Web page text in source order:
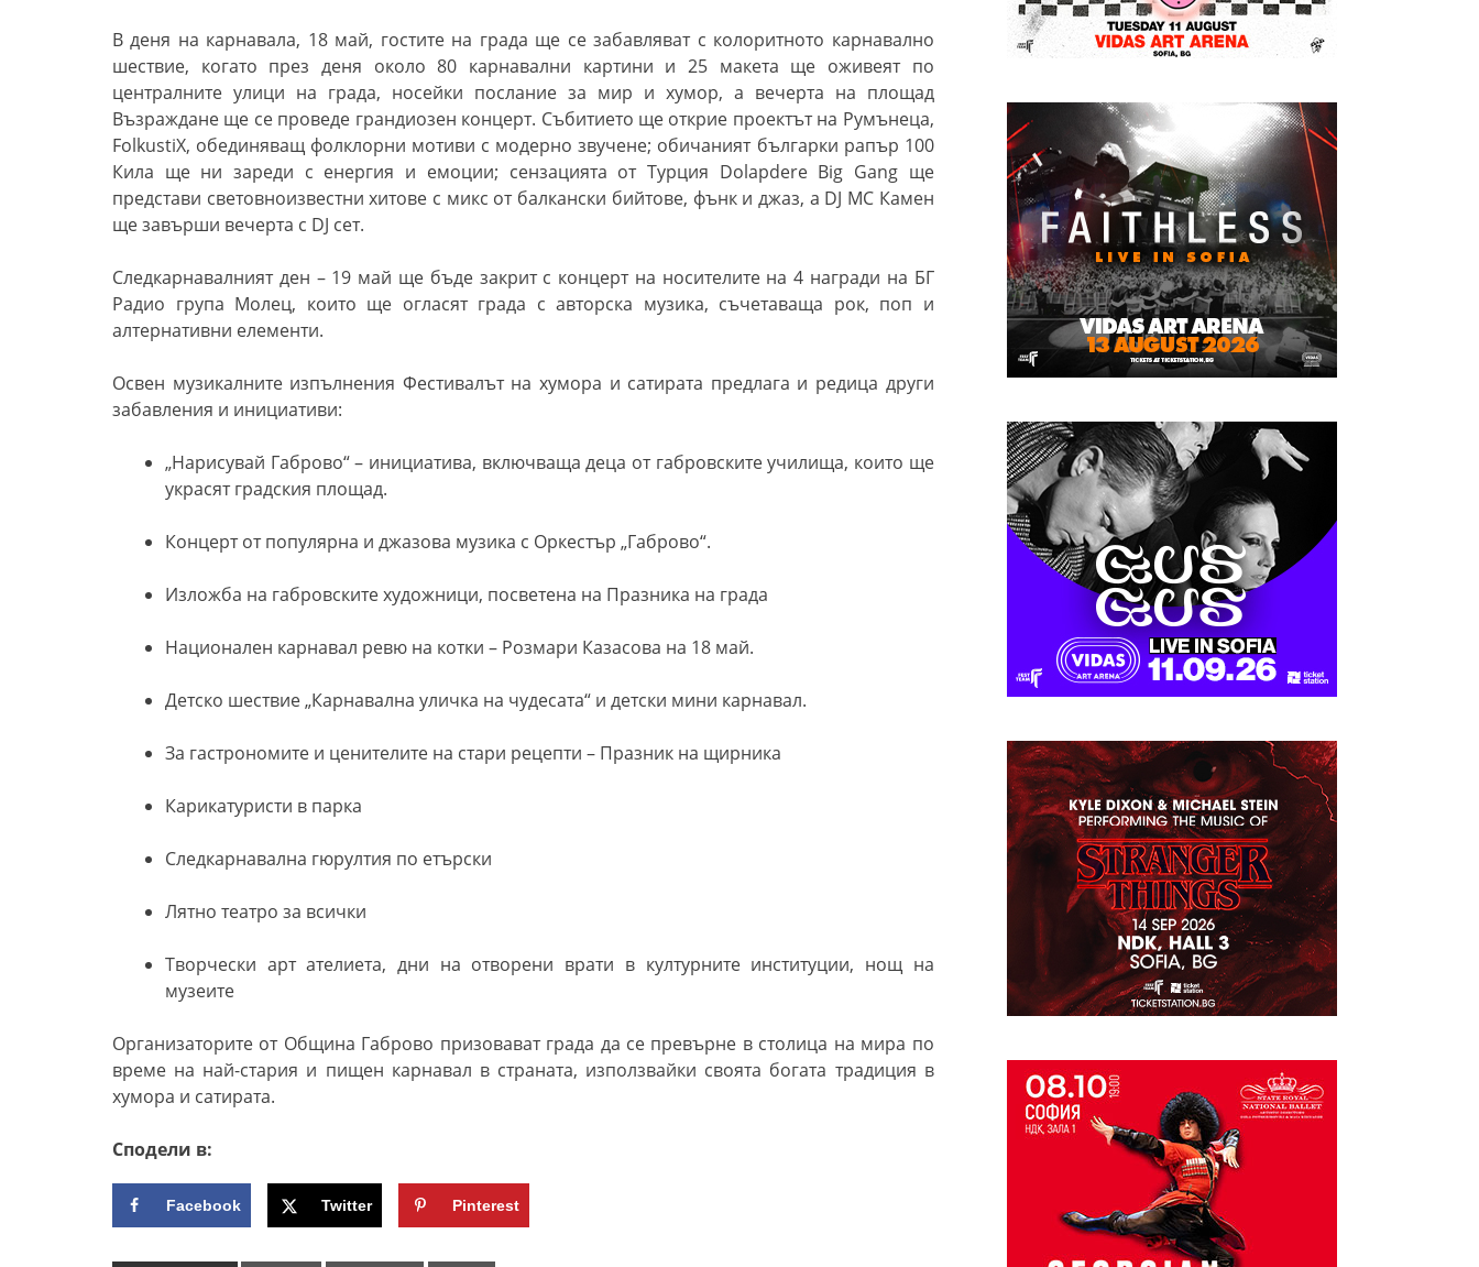
В деня на карнавала, 18 май, гостите на града ще се забавляват с колоритното карнавално
шествие, когато през деня около 80 карнавални картини и 25 макета ще оживеят по
централните улици на града, носейки послание за мир и хумор, а вечерта на площад
Възраждане ще се проведе грандиозен концерт. Събитието ще открие проектът на Румънеца,
FolkustiX, обединяващ фолклорни мотиви с модерно звучене; обичаният българки рапър 100
Кила ще ни зареди с енергия и емоции; сензацията от Турция Dolapdere Big Gang ще
представи световноизвестни хитове с микс от балкански бийтове, фънк и джаз, а DJ MC Камен
ще завърши вечерта с DJ сет.
Следкарнавалният ден – 19 май ще бъде закрит с концерт на носителите на 4 награди на БГ
Радио група Молец, които ще огласят града с авторска музика, съчетаваща рок, поп и
алтернативни елементи.
Освен музикалните изпълнения Фестивалът на хумора и сатирата предлага и редица други
забавления и инициативи:
„Нарисувай Габрово“ – инициатива, включваща деца от габровските училища, които ще
украсят градския площад.
Концерт от популярна и джазова музика с Оркестър „Габрово“.
Изложба на габровските художници, посветена на Празника на града
Национален карнавал ревю на котки – Розмари Казасова на 18 май.
Детско шествие „Карнавална уличка на чудесата“ и детски мини карнавал.
За гастрономите и ценителите на стари рецепти – Празник на щирника
Карикатуристи в парка
Следкарнавална гюрултия по етърски
Лятно театро за всички
Творчески арт ателиета, дни на отворени врати в културните институции, нощ на
музеите
Организаторите от Община Габрово призовават града да се превърне в столица на мира по
време на най-стария и пищен карнавал в страната, използвайки своята богата традиция в
хумора и сатирата.
Сподели в:
Facebook Twitter Pinterest